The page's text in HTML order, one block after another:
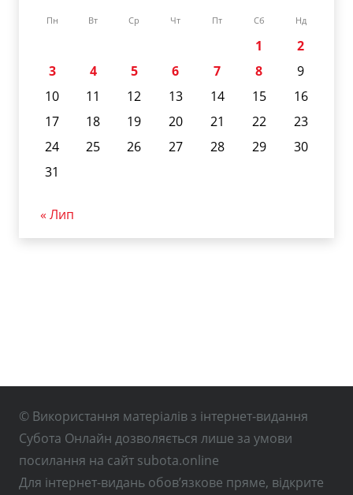
Пн Вт Ср Чт Пт Сб Нд
1
2
3
4 5 6 7 8
9
10
11 12 13 14 15
16
17
18 19 20 21 22
23
24
25 26 27 28 29
30
31
« Лип
© Використання матеріалів з інтернет-видання
Субота Онлайн дозволяється лише за умови
посилання на сайт subota.online
Для інтернет-видань обов’язкове пряме, відкрите